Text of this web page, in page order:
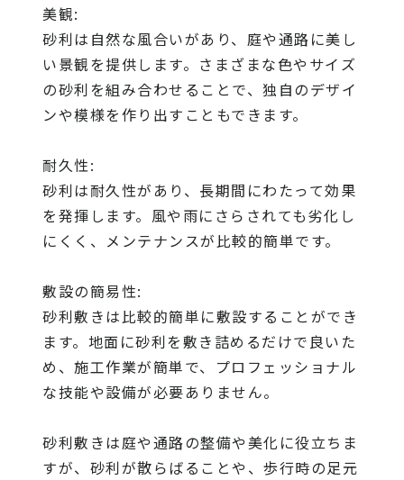
美観:
砂利は自然な風合いがあり、庭や通路に美し
い景観を提供します。さまざまな色やサイズ
の砂利を組み合わせることで、独自のデザイ
ンや模様を作り出すこともできます。
耐久性:
砂利は耐久性があり、長期間にわたって効果
を発揮します。風や雨にさらされても劣化し
にくく、メンテナンスが比較的簡単です。
敷設の簡易性:
砂利敷きは比較的簡単に敷設することができ
ます。地面に砂利を敷き詰めるだけで良いた
め、施工作業が簡単で、プロフェッショナル
な技能や設備が必要ありません。
砂利敷きは庭や通路の整備や美化に役立ちま
すが、砂利が散らばることや、歩行時の足元